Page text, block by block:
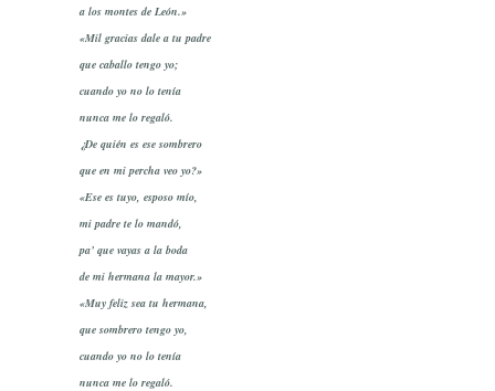
a los montes de León.»
«Mil gracias dale a tu padre
que caballo tengo yo;
cuando yo no lo tenía
nunca me lo regaló.
¿De quién es ese sombrero
que en mi percha veo yo?»
«Ese es tuyo, esposo mío,
mi padre te lo mandó,
pa’ que vayas a la boda
de mi hermana la mayor.»
«Muy feliz sea tu hermana,
que sombrero tengo yo,
cuando yo no lo tenía
nunca me lo regaló.